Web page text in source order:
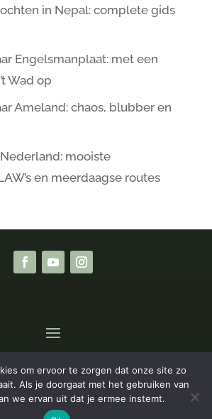
in Nepal: complete gids
Engelsmanplaat: met een
Wad op
Ameland: chaos, blubber en
mooiste
en meerdaagse routes
|Algemene Voorwaarden
om ervoor te zorgen dat onze site zo
Als je doorgaat met het gebruiken van
we ervan uit dat je ermee instemt.